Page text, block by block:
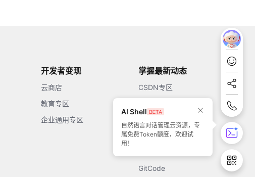
开发者变现
云商店
教育专区
企业通用专区
掌握最新动态
CSDN专区
51CTO
GitCode
AI Shell
自然语言对话管理云资源，专
属免费Token额度，欢迎试
用！